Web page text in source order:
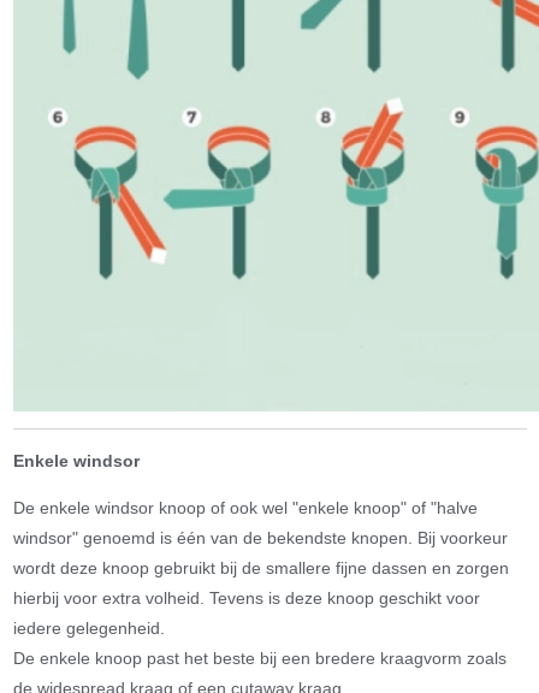
Enkele windsor
De enkele windsor knoop of ook wel "enkele knoop" of "halve
windsor" genoemd is één van de bekendste knopen. Bij voorkeur
wordt deze knoop gebruikt bij de smallere fijne dassen en zorgen
hierbij voor extra volheid. Tevens is deze knoop geschikt voor
iedere gelegenheid.
De enkele knoop past het beste bij een bredere kraagvorm zoals
de widespread kraag of een cutaway kraag.